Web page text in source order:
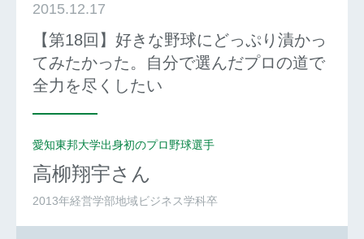
2015.12.17
【第18回】好きな野球にどっぷり漬かっ
てみたかった。自分で選んだプロの道で
全力を尽くしたい
愛知東邦大学出身初のプロ野球選手
高柳翔宇さん
2013年経営学部地域ビジネス学科卒